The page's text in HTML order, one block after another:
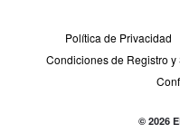
Política de Privacidad
Condiciones de Registro y
© 2026